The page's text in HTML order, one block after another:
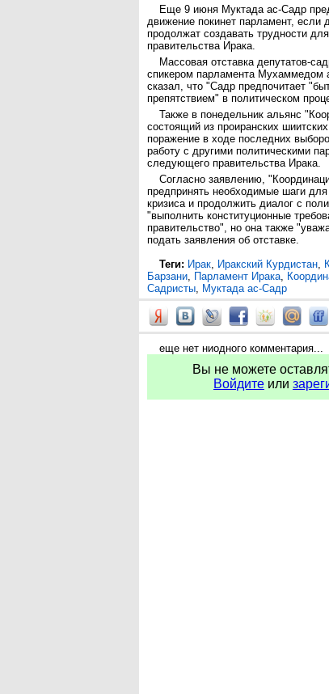
Еще 9 июня Муктада ас-Садр
движение покинет парламент, если
продолжат создавать трудности
правительства Ирака.
Массовая отставка депутатов-
спикером парламента Мухаммедом
сказал, что "Садр предпочитает
препятствием" в политическом
Также в понедельник альянс
состоящий из проиранских
поражение в ходе последних
работу с другими политическими
следующего правительства Ирака.
Согласно заявлению,
предпринять необходимые шаги
кризиса и продолжить диалог с
"выполнить конституционные
правительство", но она также
подать заявления об отставке.
Теги: Ирак, Иракский Курдистан,
Барзани, Парламент Ирака,
Садристы, Муктада ас-Садр
еще нет ниодного комментария...
Вы не можете
Войдите или